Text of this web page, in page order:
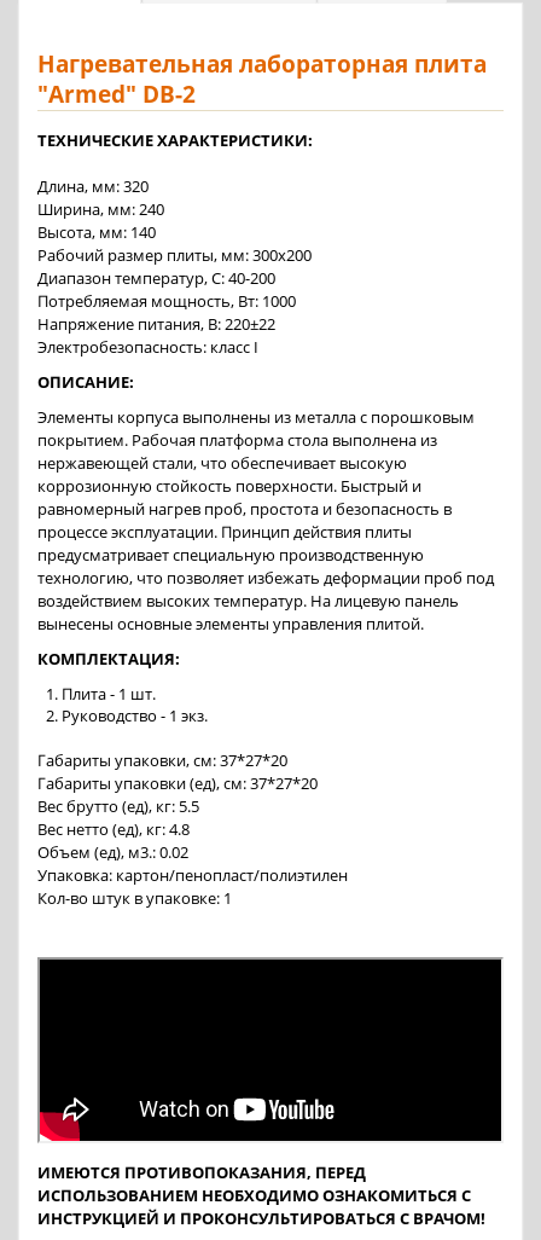
Нагревательная лабораторная плита
"Armed" DB-2
ТЕХНИЧЕСКИЕ ХАРАКТЕРИСТИКИ:
Длина, мм: 320
Ширина, мм: 240
Высота, мм: 140
Рабочий размер плиты, мм: 300х200
Диапазон температур, С: 40-200
Потребляемая мощность, Вт: 1000
Напряжение питания, В: 220±22
Электробезопасность: класс I
ОПИСАНИЕ:
Элементы корпуса выполнены из металла с порошковым
покрытием. Рабочая платформа стола выполнена из
нержавеющей стали, что обеспечивает высокую
коррозионную стойкость поверхности. Быстрый и
равномерный нагрев проб, простота и безопасность в
процессе эксплуатации. Принцип действия плиты
предусматривает специальную производственную
технологию, что позволяет избежать деформации проб под
воздействием высоких температур. На лицевую панель
вынесены основные элементы управления плитой.
КОМПЛЕКТАЦИЯ:
Плита - 1 шт.
Руководство - 1 экз.
Габариты упаковки, см: 37*27*20
Габариты упаковки (ед), см: 37*27*20
Вес брутто (ед), кг: 5.5
Вес нетто (ед), кг: 4.8
Объем (ед), м3.: 0.02
Упаковка: картон/пенопласт/полиэтилен
Кол-во штук в упаковке: 1
ИМЕЮТСЯ ПРОТИВОПОКАЗАНИЯ, ПЕРЕД
ИСПОЛЬЗОВАНИЕМ НЕОБХОДИМО ОЗНАКОМИТЬСЯ С
ИНСТРУКЦИЕЙ И ПРОКОНСУЛЬТИРОВАТЬСЯ С ВРАЧОМ!